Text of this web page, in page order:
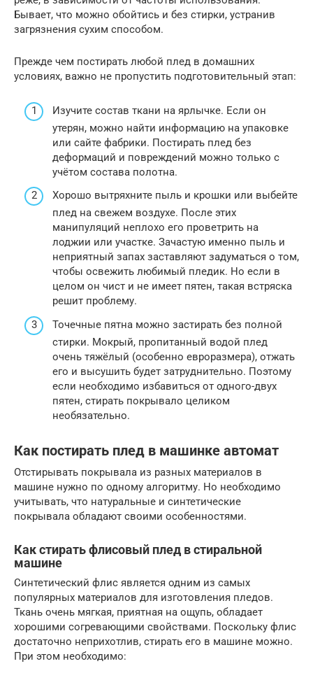
Бывает, что можно обойтись и без стирки, устранив
загрязнения сухим способом.
Прежде чем постирать любой плед в домашних
условиях, важно не пропустить подготовительный этап:
Изучите состав ткани на ярлычке. Если он
утерян, можно найти информацию на упаковке
или сайте фабрики. Постирать плед без
деформаций и повреждений можно только с
учётом состава полотна.
Хорошо вытряхните пыль и крошки или выбейте
плед на свежем воздухе. После этих
манипуляций неплохо его проветрить на
лоджии или участке. Зачастую именно пыль и
неприятный запах заставляют задуматься о том,
чтобы освежить любимый пледик. Но если в
целом он чист и не имеет пятен, такая встряска
решит проблему.
Точечные пятна можно застирать без полной
стирки. Мокрый, пропитанный водой плед
очень тяжёлый (особенно евроразмера), отжать
его и высушить будет затруднительно. Поэтому
если необходимо избавиться от одного-двух
пятен, стирать покрывало целиком
необязательно.
Как постирать плед в машинке автомат
Отстирывать покрывала из разных материалов в
машине нужно по одному алгоритму. Но необходимо
учитывать, что натуральные и синтетические
покрывала обладают своими особенностями.
Как стирать флисовый плед в стиральной
машине
Синтетический флис является одним из самых
популярных материалов для изготовления пледов.
Ткань очень мягкая, приятная на ощупь, обладает
хорошими согревающими свойствами. Поскольку флис
достаточно неприхотлив, стирать его в машине можно.
При этом необходимо: